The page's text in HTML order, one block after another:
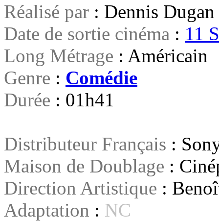
Réalisé par : Dennis Dugan
Date de sortie cinéma : 11
Long Métrage : Américain
Genre : Comédie
Durée : 01h41
Distributeur Français :
Maison de Doublage :
Direction Artistique :
Adaptation : NC